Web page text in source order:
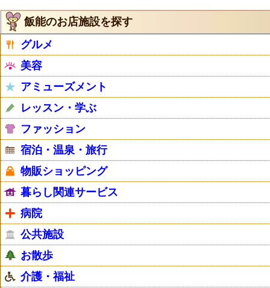
飯能のお店施設を探す
グルメ
美容
アミューズメント
レッスン・学ぶ
ファッション
宿泊・温泉・旅行
物販ショッピング
暮らし関連サービス
病院
公共施設
お散歩
介護・福祉